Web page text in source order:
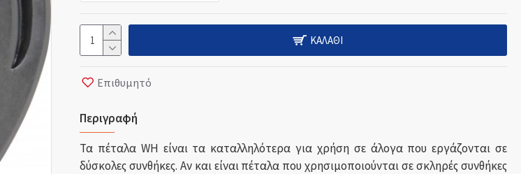
ΚΑΛΆΘΙ
Επιθυμητό
Περιγραφή
Τα πέταλα WH είναι τα καταλληλότερα για χρήση σε άλογα που εργάζονται σε
δύσκολες συνθήκες. Αν και είναι πέταλα που χρησιμοποιούνται σε σκληρές συνθήκες